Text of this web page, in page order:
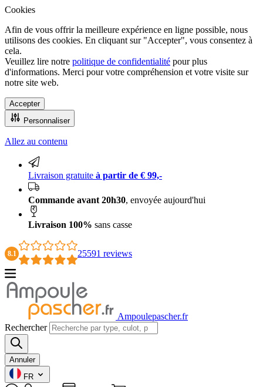
Cookies
Afin de vous offrir la meilleure expérience en ligne possible, nous
utilisons des cookies. En cliquant sur "Accepter", vous consentez à
cela.
Veuillez lire notre politique de confidentialité pour plus
d'informations. Merci pour votre compréhension et votre visite sur
notre site web.
Accepter
Personnaliser
Livraison 100% sans casse
Allez au contenu
Livraison gratuite à partir de € 99,-
Commande avant 20h30, envoyée aujourd'hui
Livraison 100% sans casse
8.1 25591 reviews
Ampoulepascher.fr
Rechercher
Annuler
FR